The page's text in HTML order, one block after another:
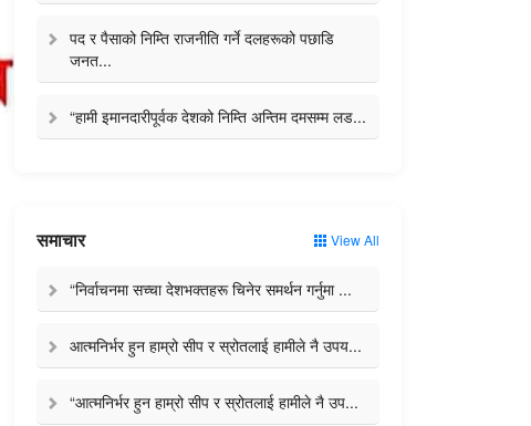
पद र पैसाको निम्ति राजनीति गर्ने दलहरूको पछाडि
जनत...
“हामी इमानदारीपूर्वक देशको निम्ति अन्तिम दमसम्म लड...
समाचार View All
“निर्वाचनमा सच्चा देशभक्तहरू चिनेर समर्थन गर्नुमा ...
आत्मनिर्भर हुन हाम्रो सीप र स्रोतलाई हामीले नै उपय...
“आत्मनिर्भर हुन हाम्रो सीप र स्रोतलाई हामीले नै उप...